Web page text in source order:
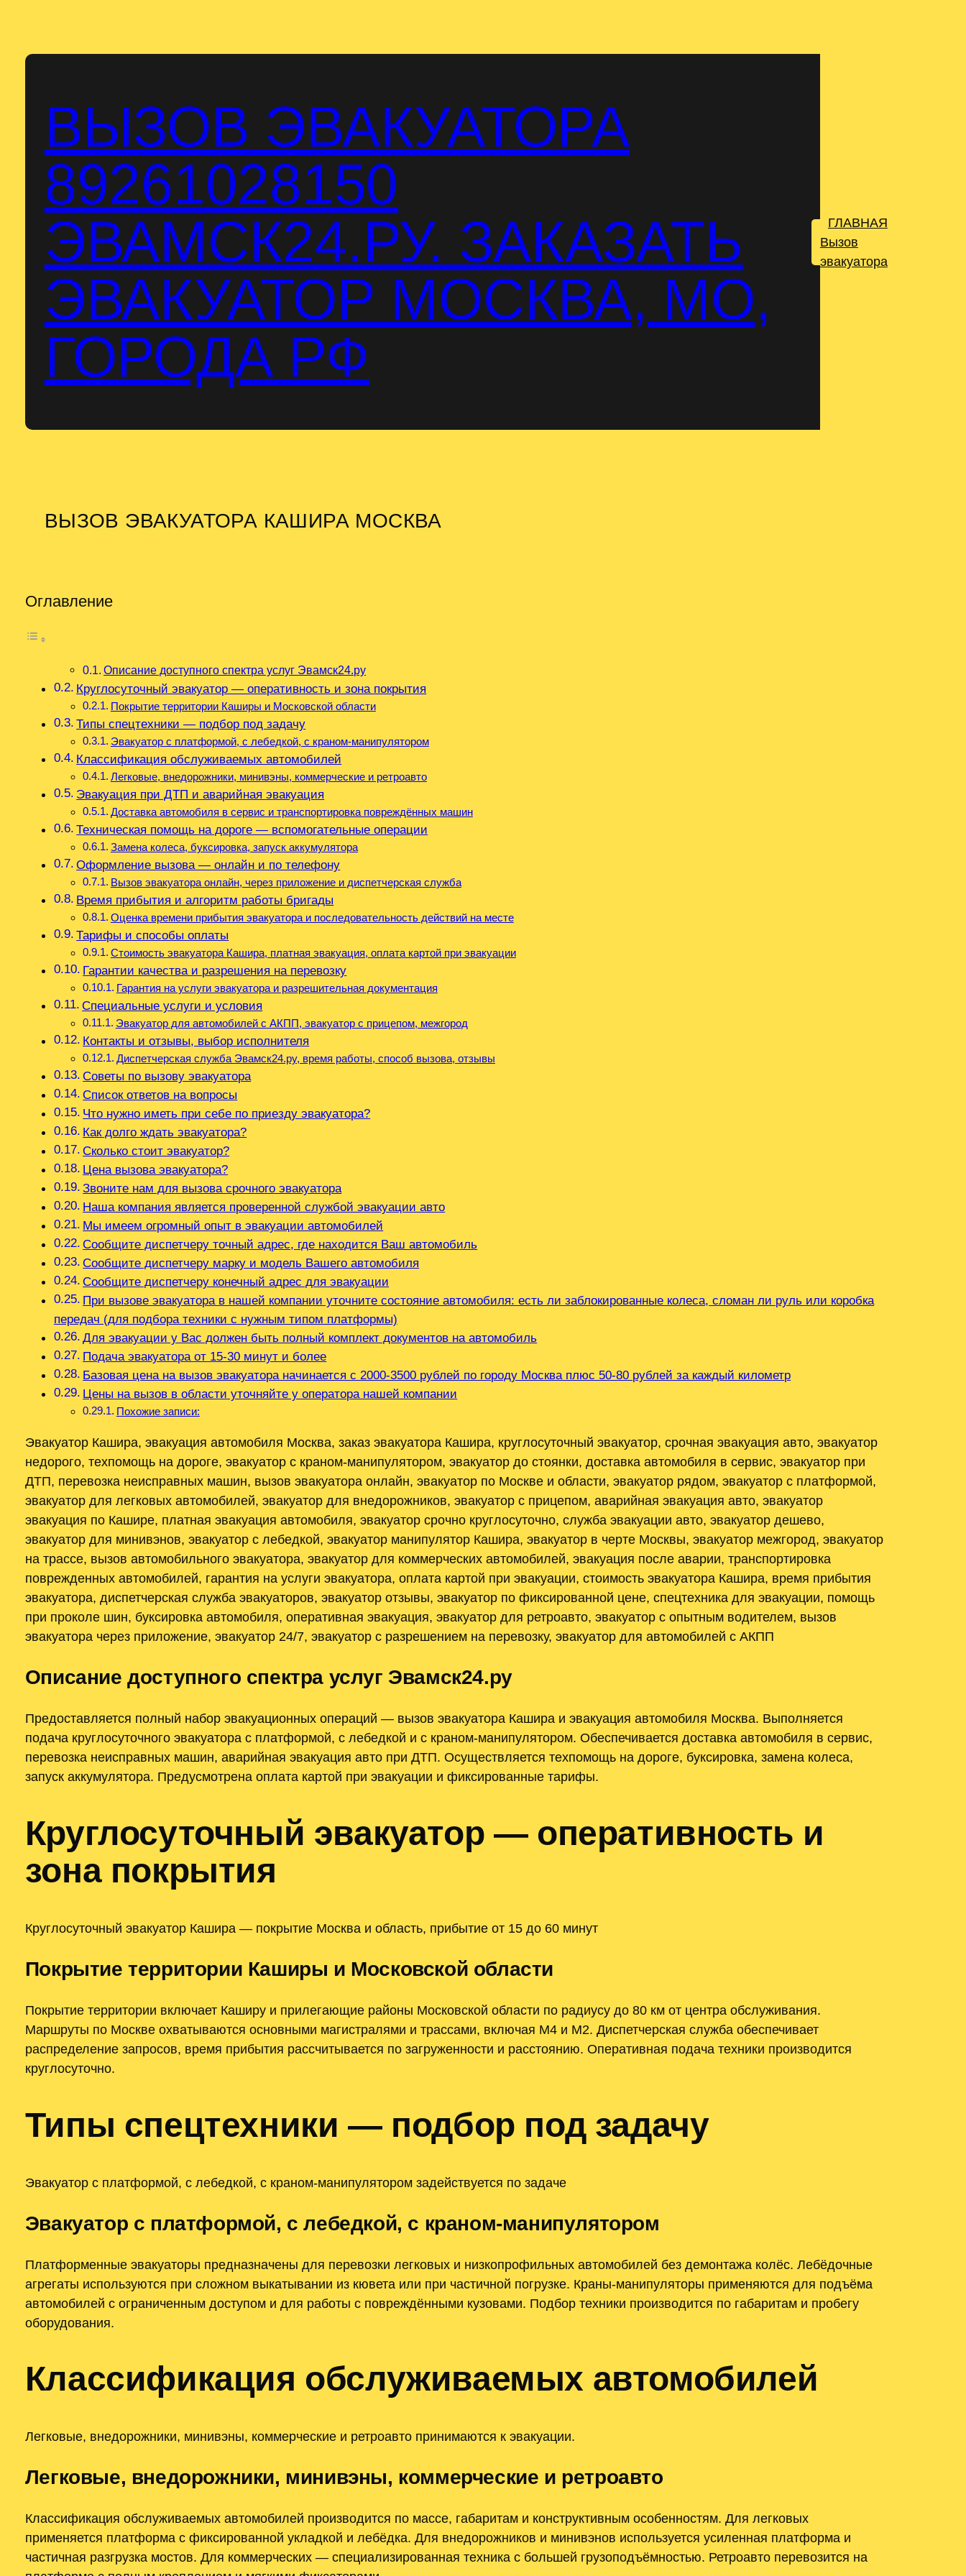
содержимому
ВЫЗОВ ЭВАКУАТОРА
89261028150
ЭВАМСК24.РУ. ЗАКАЗАТЬ
ЭВАКУАТОР МОСКВА, МО,
ГОРОДА РФ
ГЛАВНАЯ
Вызов
эвакуатора
ВЫЗОВ ЭВАКУАТОРА КАШИРА МОСКВА
Оглавление
Описание доступного спектра услуг Эвамск24.ру
Круглосуточный эвакуатор — оперативность и зона покрытия
Покрытие территории Каширы и Московской области
Типы спецтехники — подбор под задачу
Эвакуатор с платформой, с лебедкой, с краном-манипулятором
Классификация обслуживаемых автомобилей
Легковые, внедорожники, минивэны, коммерческие и ретроавто
Эвакуация при ДТП и аварийная эвакуация
Доставка автомобиля в сервис и транспортировка повреждённых машин
Техническая помощь на дороге — вспомогательные операции
Замена колеса, буксировка, запуск аккумулятора
Оформление вызова — онлайн и по телефону
Вызов эвакуатора онлайн, через приложение и диспетчерская служба
Время прибытия и алгоритм работы бригады
Оценка времени прибытия эвакуатора и последовательность действий на месте
Тарифы и способы оплаты
Стоимость эвакуатора Кашира, платная эвакуация, оплата картой при эвакуации
Гарантии качества и разрешения на перевозку
Гарантия на услуги эвакуатора и разрешительная документация
Специальные услуги и условия
Эвакуатор для автомобилей с АКПП, эвакуатор с прицепом, межгород
Контакты и отзывы, выбор исполнителя
Диспетчерская служба Эвамск24.ру, время работы, способ вызова, отзывы
Советы по вызову эвакуатора
Список ответов на вопросы
Что нужно иметь при себе по приезду эвакуатора?
Как долго ждать эвакуатора?
Сколько стоит эвакуатор?
Цена вызова эвакуатора?
Звоните нам для вызова срочного эвакуатора
Наша компания является проверенной службой эвакуации авто
Мы имеем огромный опыт в эвакуации автомобилей
Сообщите диспетчеру точный адрес, где находится Ваш автомобиль
Сообщите диспетчеру марку и модель Вашего автомобиля
Сообщите диспетчеру конечный адрес для эвакуации
При вызове эвакуатора в нашей компании уточните состояние автомобиля: есть ли заблокированные колеса, сломан ли руль или коробка
передач (для подбора техники с нужным типом платформы)
Для эвакуации у Вас должен быть полный комплект документов на автомобиль
Подача эвакуатора от 15-30 минут и более
Базовая цена на вызов эвакуатора начинается с 2000-3500 рублей по городу Москва плюс 50-80 рублей за каждый километр
Цены на вызов в области уточняйте у оператора нашей компании
Похожие записи:
Эвакуатор Кашира, эвакуация автомобиля Москва, заказ эвакуатора Кашира, круглосуточный эвакуатор, срочная эвакуация авто, эвакуатор
недорого, техпомощь на дороге, эвакуатор с краном-манипулятором, эвакуатор до стоянки, доставка автомобиля в сервис, эвакуатор при
ДТП, перевозка неисправных машин, вызов эвакуатора онлайн, эвакуатор по Москве и области, эвакуатор рядом, эвакуатор с платформой,
эвакуатор для легковых автомобилей, эвакуатор для внедорожников, эвакуатор с прицепом, аварийная эвакуация авто, эвакуатор
эвакуация по Кашире, платная эвакуация автомобиля, эвакуатор срочно круглосуточно, служба эвакуации авто, эвакуатор дешево,
эвакуатор для минивэнов, эвакуатор с лебедкой, эвакуатор манипулятор Кашира, эвакуатор в черте Москвы, эвакуатор межгород, эвакуатор
на трассе, вызов автомобильного эвакуатора, эвакуатор для коммерческих автомобилей, эвакуация после аварии, транспортировка
поврежденных автомобилей, гарантия на услуги эвакуатора, оплата картой при эвакуации, стоимость эвакуатора Кашира, время прибытия
эвакуатора, диспетчерская служба эвакуаторов, эвакуатор отзывы, эвакуатор по фиксированной цене, спецтехника для эвакуации, помощь
при проколе шин, буксировка автомобиля, оперативная эвакуация, эвакуатор для ретроавто, эвакуатор с опытным водителем, вызов
эвакуатора через приложение, эвакуатор 24/7, эвакуатор с разрешением на перевозку, эвакуатор для автомобилей с АКПП
Описание доступного спектра услуг Эвамск24.ру
Предоставляется полный набор эвакуационных операций — вызов эвакуатора Кашира и эвакуация автомобиля Москва. Выполняется
подача круглосуточного эвакуатора с платформой, с лебедкой и с краном-манипулятором. Обеспечивается доставка автомобиля в сервис,
перевозка неисправных машин, аварийная эвакуация авто при ДТП. Осуществляется техпомощь на дороге, буксировка, замена колеса,
запуск аккумулятора. Предусмотрена оплата картой при эвакуации и фиксированные тарифы.
Круглосуточный эвакуатор — оперативность и
зона покрытия
Круглосуточный эвакуатор Кашира — покрытие Москва и область, прибытие от 15 до 60 минут
Покрытие территории Каширы и Московской области
Покрытие территории включает Каширу и прилегающие районы Московской области по радиусу до 80 км от центра обслуживания.
Маршруты по Москве охватываются основными магистралями и трассами, включая М4 и М2. Диспетчерская служба обеспечивает
распределение запросов, время прибытия рассчитывается по загруженности и расстоянию. Оперативная подача техники производится
круглосуточно.
Типы спецтехники — подбор под задачу
Эвакуатор с платформой, с лебедкой, с краном-манипулятором задействуется по задаче
Эвакуатор с платформой, с лебедкой, с краном-манипулятором
Платформенные эвакуаторы предназначены для перевозки легковых и низкопрофильных автомобилей без демонтажа колёс. Лебёдочные
агрегаты используются при сложном выкатывании из кювета или при частичной погрузке. Краны-манипуляторы применяются для подъёма
автомобилей с ограниченным доступом и для работы с повреждёнными кузовами. Подбор техники производится по габаритам и пробегу
оборудования.
Классификация обслуживаемых автомобилей
Легковые, внедорожники, минивэны, коммерческие и ретроавто принимаются к эвакуации.
Легковые, внедорожники, минивэны, коммерческие и ретроавто
Классификация обслуживаемых автомобилей производится по массе, габаритам и конструктивным особенностям. Для легковых
применяется платформа с фиксированной укладкой и лебёдка. Для внедорожников и минивэнов используется усиленная платформа и
частичная разгрузка мостов. Для коммерческих — специализированная техника с большей грузоподъёмностью. Ретроавто перевозится на